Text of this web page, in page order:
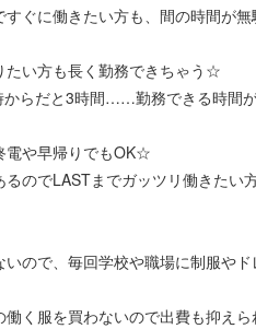
すぐに働きたい方も、間の時間が
い方も長く勤務できちゃう☆
からだと3時間……勤務できる時間
電や早帰りでもOK☆
るのでLASTまでガッツリ働きたい
ので、毎回学校や職場に制服や
働く服を買わないので出費も抑え